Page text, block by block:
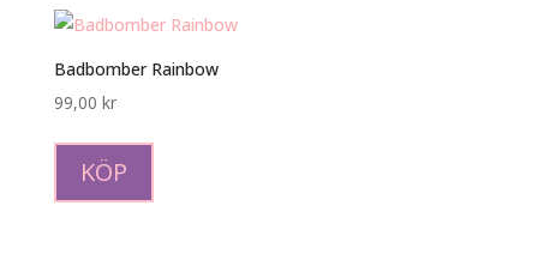
Badbomber Rainbow
99,00 kr
KÖP